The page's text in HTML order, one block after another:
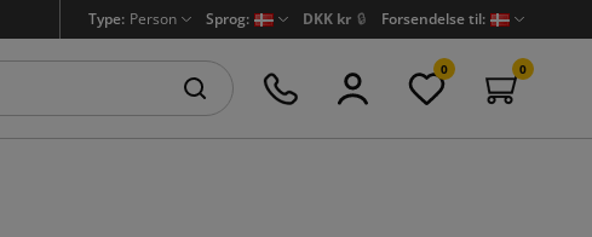
Type: Person Sprog: DKK kr 🔒 Forsendelse til:
0 0